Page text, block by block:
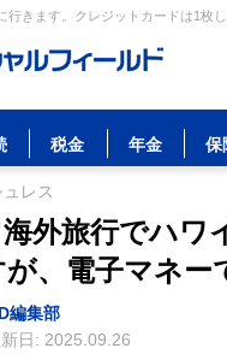
行きます。クレジットカードは1枚
税金 年金 保
レス
外旅行でハワ
、電子マネー
編集部
日: 2025.09.26